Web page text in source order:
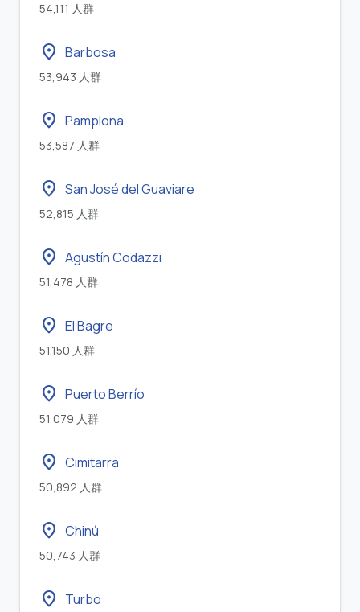
54,111 人群
location_on Barbosa
53,943 人群
location_on Pamplona
53,587 人群
location_on San José del Guaviare
52,815 人群
location_on Agustín Codazzi
51,478 人群
location_on El Bagre
51,150 人群
location_on Puerto Berrío
51,079 人群
location_on Cimitarra
50,892 人群
location_on Chinú
50,743 人群
location_on Turbo